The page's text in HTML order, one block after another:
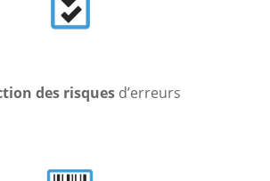
des risques d’erreurs